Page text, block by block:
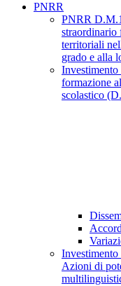
PNRR
PNRR
straordinario
territoriali
grado e alla
formazione
scolastico
Azioni di